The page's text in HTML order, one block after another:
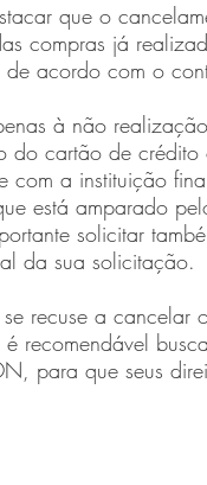
que o
compras já
acordo com o
à não
do cartão de
com a instituição
está amparado
solicitar
da sua solicitação.
recuse a cancelar
recomendável
para que seus